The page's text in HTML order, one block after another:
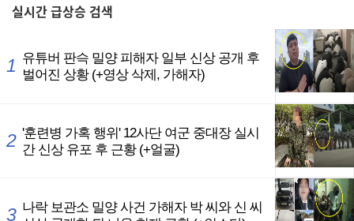
실시간급상승 검색